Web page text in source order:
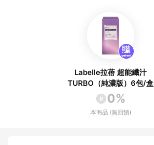
Labelle拉蓓 超能纖汁
TURBO（純濃版）6包/盒
0%
本商品 (無回饋)